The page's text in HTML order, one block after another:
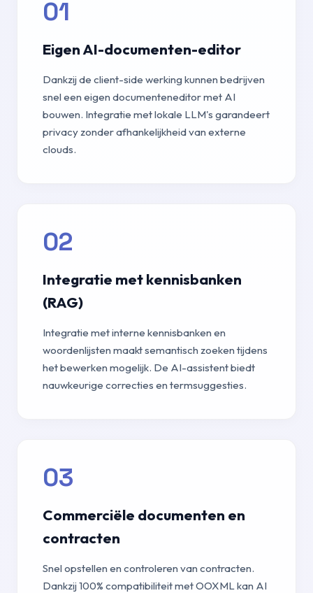
01
Eigen AI-documenten-editor
Dankzij de client-side werking kunnen bedrijven
snel een eigen documenteneditor met AI
bouwen. Integratie met lokale LLM's garandeert
privacy zonder afhankelijkheid van externe
clouds.
02
Integratie met kennisbanken
(RAG)
Integratie met interne kennisbanken en
woordenlijsten maakt semantisch zoeken tijdens
het bewerken mogelijk. De AI-assistent biedt
nauwkeurige correcties en termsuggesties.
03
Commerciële documenten en
contracten
Snel opstellen en controleren van contracten.
Dankzij 100% compatibiliteit met OOXML kan AI